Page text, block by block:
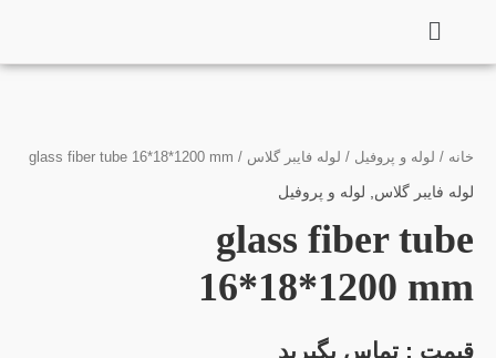
محتوا
خانه / لوله و پروفیل / لوله فایبر گلاس / glass fiber tube 16*18*1200 mm
لوله فایبر گلاس لوله و پروفیل
glass fiber tube
16*18*1200 mm
قیمت : تماس بگیرید